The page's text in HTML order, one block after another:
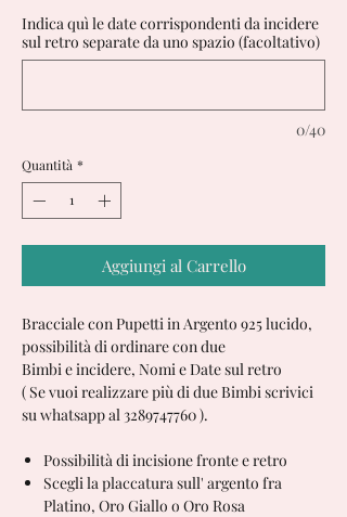
Indica quì le date corrispondenti da incidere
sul retro separate da uno spazio (facoltativo)
0/40
Quantità *
Aggiungi al Carrello
Bracciale con Pupetti in Argento 925 lucido,
possibilità di ordinare con due
Bimbi e incidere, Nomi e Date sul retro
( Se vuoi realizzare più di due Bimbi scrivici
su whatsapp al 3289747760 ).
Possibilità di incisione fronte e retro
Scegli la placcatura sull' argento fra
Platino, Oro Giallo o Oro Rosa